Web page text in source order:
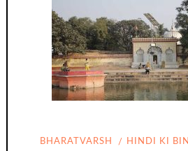
BHARATVARSH HINDI KI